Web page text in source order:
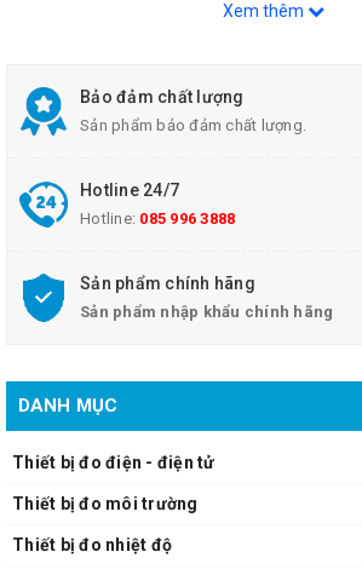
Xem thêm
Bảo đảm chất lượng
Sản phẩm bảo đảm chất lượng.
Hotline 24/7
Hotline: 085 996 3888
Sản phẩm chính hãng
Sản phẩm nhập khẩu chính hãng
DANH MỤC
Thiết bị đo điện - điện tử
Thiết bị đo môi trường
Thiết bị đo nhiệt độ